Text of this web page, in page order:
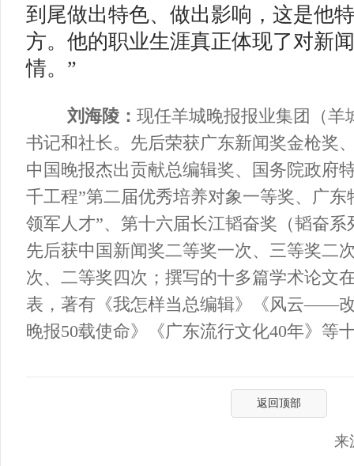
到尾做出特色、做出影响，这是他
方。他的职业生涯真正体现了对新
情。”
刘海陵： 现任羊城晚报报业集团（羊
书记和社长。先后荣获广东新闻奖金枪奖
中国晚报杰出贡献总编辑奖、国务院政府
千工程”第二届优秀培养对象一等奖、广
领军人才”、第十六届长江韬奋奖（韬奋
先后获中国新闻奖二等奖一次、三等奖二
次、二等奖四次；撰写的十多篇学术论文
表，著有《我怎样当总编辑》《风云——
晚报50载使命》《广东流行文化40年》等
返回顶部
来